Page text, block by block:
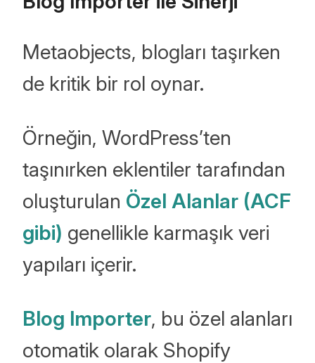
Metaobjects, blogları taşırken
de kritik bir rol oynar.
Örneğin, WordPress’ten
taşınırken eklentiler tarafından
oluşturulan Özel Alanlar (ACF
gibi) genellikle karmaşık veri
yapıları içerir.
Blog Importer, bu özel alanları
otomatik olarak Shopify